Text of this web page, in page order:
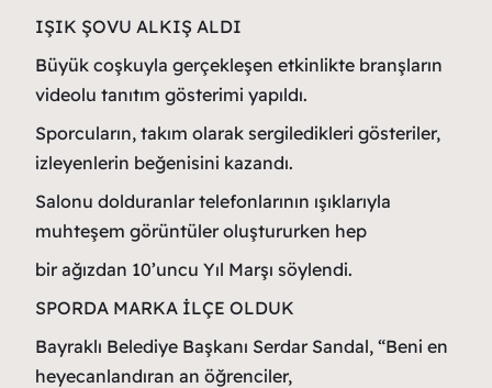
IŞIK ŞOVU ALKIŞ ALDI
Büyük coşkuyla gerçekleşen etkinlikte branşların
videolu tanıtım gösterimi yapıldı.
Sporcuların, takım olarak sergiledikleri gösteriler,
izleyenlerin beğenisini kazandı.
Salonu dolduranlar telefonlarının ışıklarıyla
muhteşem görüntüler oluştururken hep
bir ağızdan 10’uncu Yıl Marşı söylendi.
SPORDA MARKA İLÇE OLDUK
Bayraklı Belediye Başkanı Serdar Sandal, “Beni en
heyecanlandıran an öğrenciler,